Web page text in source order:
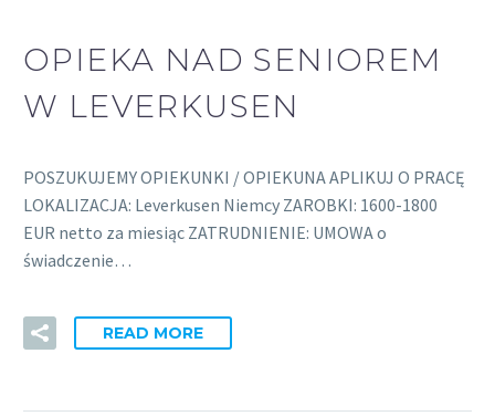
OPIEKA NAD SENIOREM
W LEVERKUSEN
POSZUKUJEMY OPIEKUNKI / OPIEKUNA APLIKUJ O PRACĘ
LOKALIZACJA: Leverkusen Niemcy ZAROBKI: 1600-1800
EUR netto za miesiąc ZATRUDNIENIE: UMOWA o
świadczenie…
READ MORE